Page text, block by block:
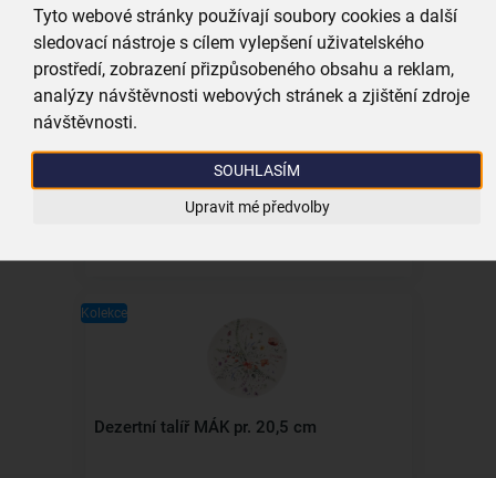
Tyto webové stránky používají soubory cookies a další
sledovací nástroje s cílem vylepšení uživatelského
prostředí, zobrazení přizpůsobeného obsahu a reklam,
analýzy návštěvnosti webových stránek a zjištění zdroje
návštěvnosti.
SOUHLASÍM
Upravit mé předvolby
Kolekce
Hrnek MÁK 0,36 l
119,00 Kč
Kolekce
Dezertní talíř MÁK pr. 20,5 cm